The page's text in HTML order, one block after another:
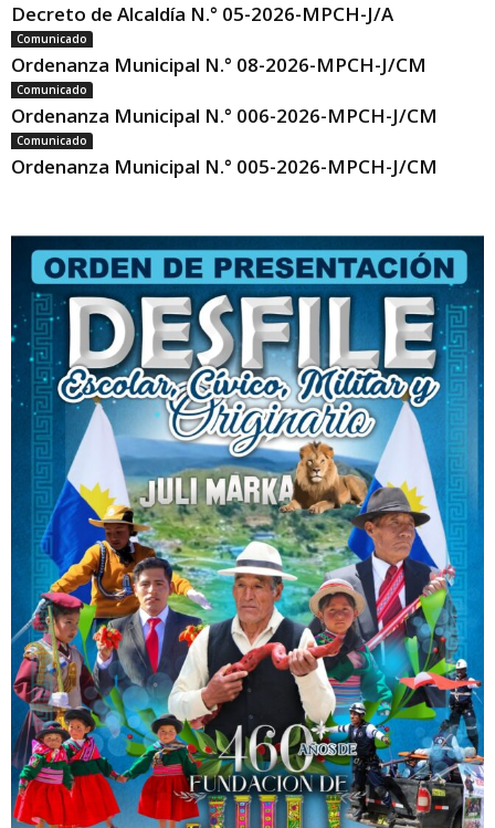
Decreto de Alcaldía N.° 05-2026-MPCH-J/A
Comunicado
Ordenanza Municipal N.° 08-2026-MPCH-J/CM
Comunicado
Ordenanza Municipal N.° 006-2026-MPCH-J/CM
Comunicado
Ordenanza Municipal N.° 005-2026-MPCH-J/CM